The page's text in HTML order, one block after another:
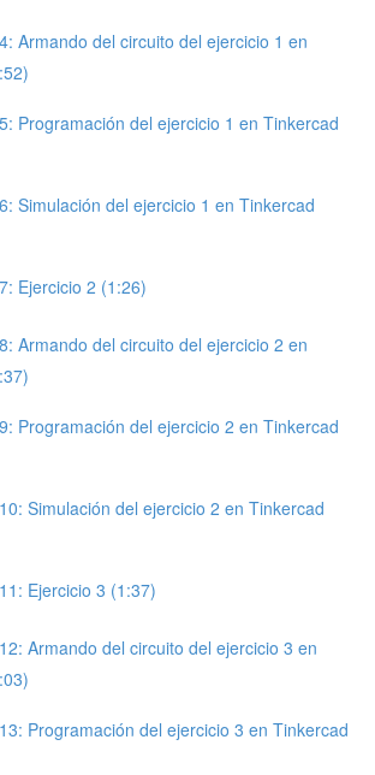
Armando del circuito del ejercicio 1 en
Programación del ejercicio 1 en Tinkercad
Simulación del ejercicio 1 en Tinkercad
Ejercicio 2 (1:26)
Armando del circuito del ejercicio 2 en
Programación del ejercicio 2 en Tinkercad
Simulación del ejercicio 2 en Tinkercad
Ejercicio 3 (1:37)
Armando del circuito del ejercicio 3 en
Programación del ejercicio 3 en Tinkercad